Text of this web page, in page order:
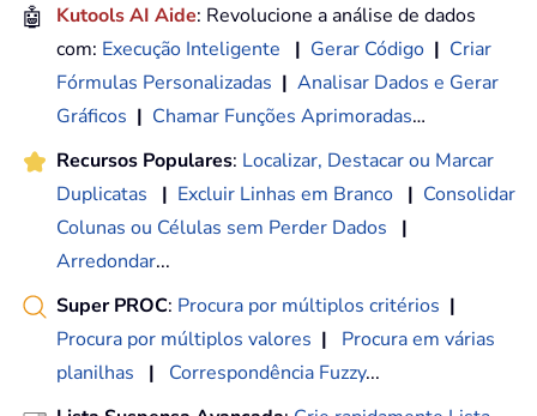
🤖 Kutools AI Aide: Revolucione a análise de dados
com: Execução Inteligente | Gerar Código | Criar
Fórmulas Personalizadas | Analisar Dados e Gerar
Gráficos | Chamar Funções Aprimoradas…
Recursos Populares: Localizar, Destacar ou Marcar
Duplicatas
| Excluir Linhas em Branco | Consolidar
Colunas ou Células sem Perder Dados
|
Arredondar...
Super PROC: Procura por múltiplos critérios |
Procura por múltiplos valores |
Procura em várias
planilhas
| Correspondência Fuzzy...